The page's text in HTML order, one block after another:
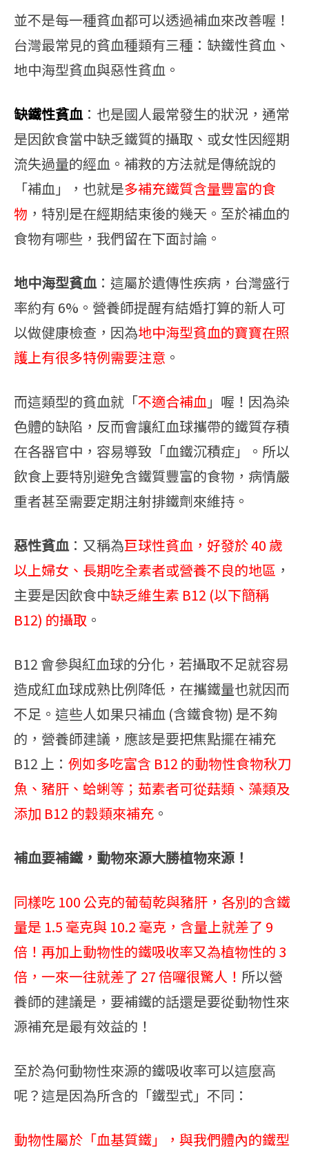
並不是每一種貧血都可以透過補血來改善喔！
台灣最常見的貧血種類有三種：缺鐵性貧血、
地中海型貧血與惡性貧血。
缺鐵性貧血：也是國人最常發生的狀況，通常
是因飲食當中缺乏鐵質的攝取、或女性因經期
流失過量的經血。補救的方法就是傳統說的
「補血」，也就是多補充鐵質含量豐富的食
物 ，特別是在經期結束後的幾天。至於補血的
食物有哪些，我們留在下面討論。
地中海型貧血：這屬於遺傳性疾病，台灣盛行
率約有 6%。營養師提醒有結婚打算的新人可
以做健康檢查，因為地中海型貧血的寶寶在照
護上有很多特例需要注意 。
而這類型的貧血就「不適合補血 」喔！因為染
色體的缺陷，反而會讓紅血球攜帶的鐵質存積
在各器官中，容易導致「血鐵沉積症」。所以
飲食上要特別避免含鐵質豐富的食物，病情嚴
重者甚至需要定期注射排鐵劑來維持。
惡性貧血：又稱為巨球性貧血，好發於 40 歲
以上婦女、長期吃全素者或營養不良的地區 ，
主要是因飲食中缺乏維生素 B12 (以下簡稱
B12) 的攝取 。
B12 會參與紅血球的分化，若攝取不足就容易
造成紅血球成熟比例降低，在攜鐵量也就因而
不足。 這些人如果只補血 (含鐵食物) 是不夠
的，營養師建議，應該是要把焦點擺在補充
B12 上： 例如多吃富含 B12 的動物性食物秋刀
魚、豬肝、蛤蜊等；茹素者可從菇類、藻類及
添加 B12 的穀類來補充 。
補血要補鐵，動物來源大勝植物來源！
同樣吃 100 公克的葡萄乾與豬肝，各別的含鐵
量是 1.5 毫克與 10.2 毫克，含量上就差了 9
倍！再加上動物性的鐵吸收率又為植物性的 3
倍，一來一往就差了 27 倍囉很驚人！ 所以營
養師的建議是，要補鐵的話還是要從動物性來
源補充是最有效益的！
至於為何動物性來源的鐵吸收率可以這麼高
呢？這是因為所含的「鐵型式」不同：
動物性屬於「血基質鐵」，與我們體內的鐵型